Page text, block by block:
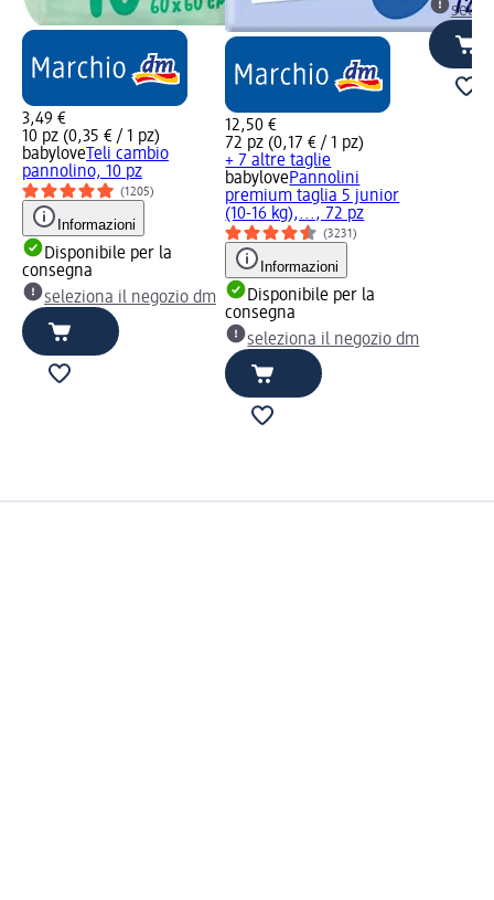
3,49 €
10 pz (0,35 € / 1 pz)
babylove Teli cambio
pannolino, 10 pz
(1205)
Informazioni
Disponibile per la
consegna
seleziona il negozio dm
12,50 €
72 pz (0,17 € / 1 pz)
+ 7 altre taglie
babylovePannolini
premium taglia 5 junior
(10-16 kg),..., 72 pz
(3231)
Informazioni
Disponibile per la
consegna
seleziona il negozio dm